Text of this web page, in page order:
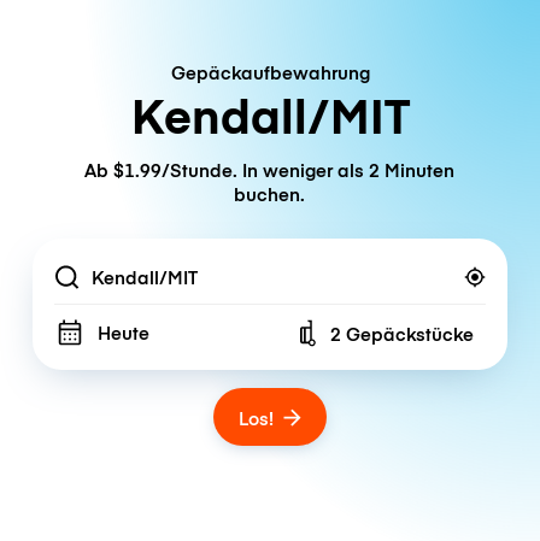
Gepäckaufbewahrung
Kendall/MIT
Ab $1.99/Stunde. In weniger als 2 Minuten
buchen.
Location
Heute Number of bags
2 Gepäckstücke
Los!